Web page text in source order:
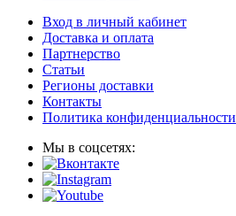
Вход в личный кабинет
Доставка и оплата
Партнерство
Статьи
Регионы доставки
Контакты
Политика конфиденциальности
Мы в соцсетях: